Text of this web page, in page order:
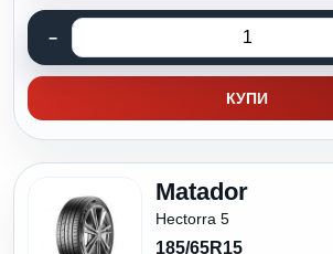
КУПИ
Matador
Hectorra 5
185/65R15